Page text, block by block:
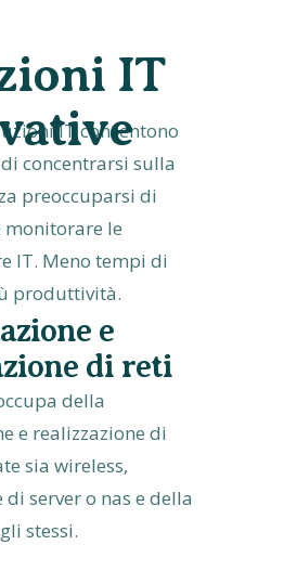
IT
IT consentono
concentrarsi sulla
preoccuparsi di
monitorare le
IT. Meno tempi di
produttività.
e
di reti
della
e realizzazione di
sia wireless,
server o nas e della
stessi.